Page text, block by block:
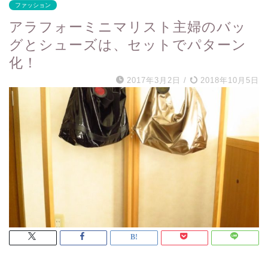
ファッション
アラフォーミニマリスト主婦のバッ
グとシューズは、セットでパターン
化！
2017年3月2日 / 2018年10月5日